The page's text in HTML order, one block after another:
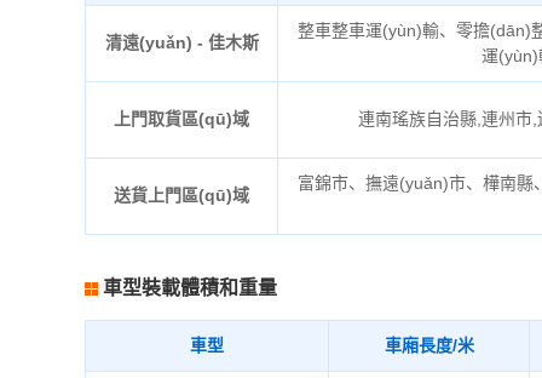
清遠(yuǎn) - 佳木斯
整車整車運(yùn)輸、零擔(dān)
運(yùn)
上門取貨區(qū)域 連南瑤族自治縣,連州市
送貨上門區(qū)域
富錦市、撫遠(yuǎn)市、樺南
車型裝載體積和重量
車型 車廂長度/米